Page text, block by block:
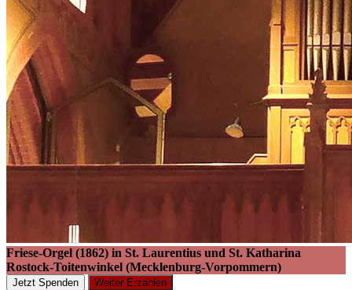
Friese-Orgel (1862) in St. Laurentius und St. Katharina
Rostock-Toitenwinkel (Mecklenburg-Vorpommern)
Jetzt Spenden Weiter Erzählen